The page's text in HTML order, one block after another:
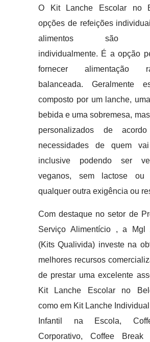
O Kit Lanche Escolar no
opções de refeições
alimentos são
individualmente. É a opção
fornecer alimentação
balanceada. Geralmente
composto por um lanche,
bebida e uma sobremesa,
personalizados de
necessidades de quem vai
inclusive podendo ser
veganos, sem lactose ou
qualquer outra exigência ou
Com destaque no setor de
Serviço Alimentício , a Mgl
(Kits Qualivida) investe na
melhores recursos
de prestar uma excelente
Kit Lanche Escolar no
como em Kit Lanche
Infantil na Escola,
Corporativo, Coffee